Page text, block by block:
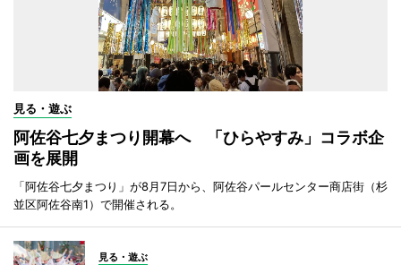
見る・遊ぶ
阿佐谷七夕まつり開幕へ 「ひらやすみ」コラボ企
画を展開
「阿佐谷七夕まつり」が8月7日から、阿佐谷パールセンター商店街（杉
並区阿佐谷南1）で開催される。
見る・遊ぶ